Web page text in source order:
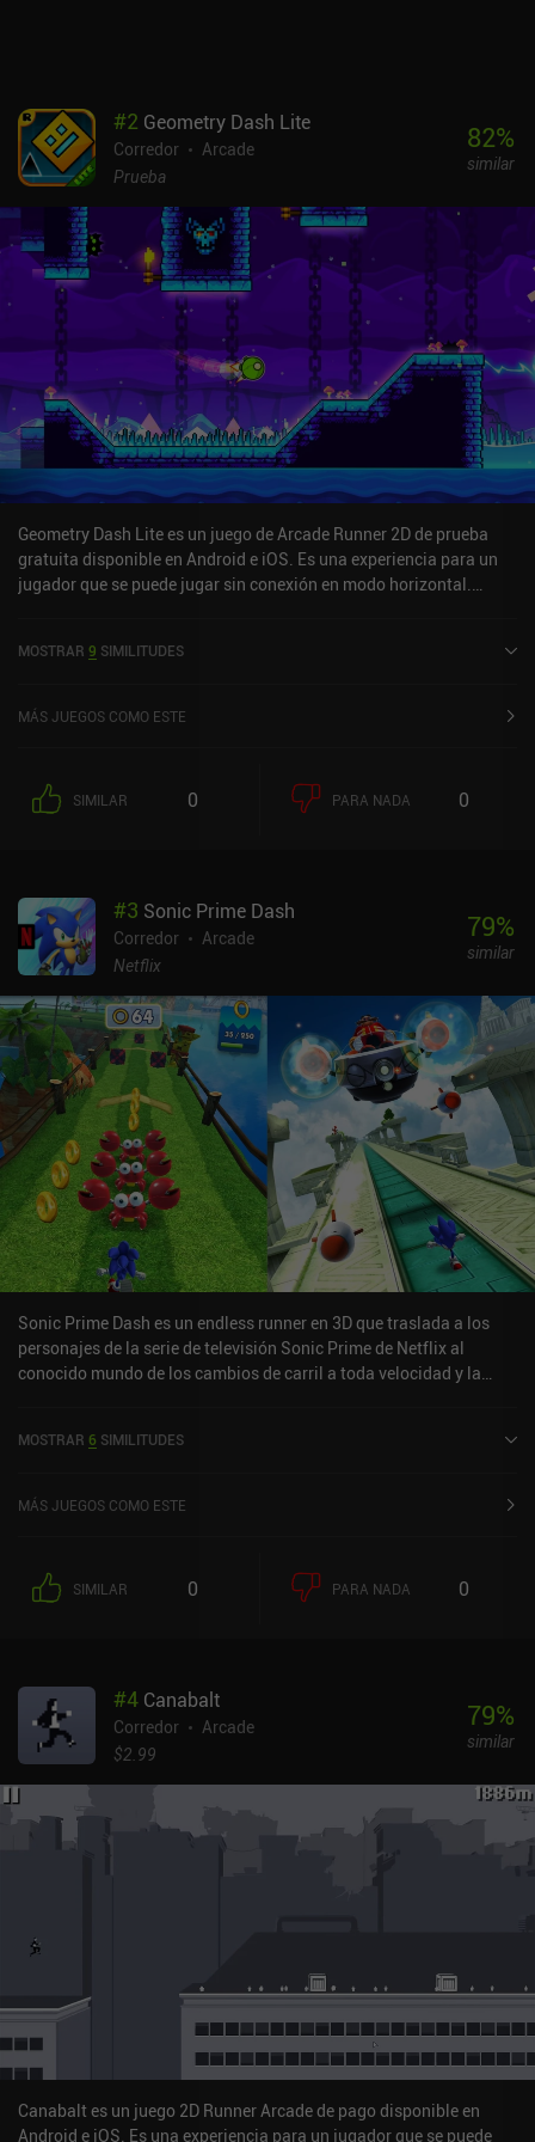
#2 Geometry Dash Lite
Corredor
Arcade
Prueba
82%
similar
Geometry Dash Lite es un juego de Arcade Runner 2D de prueba
gratuita disponible en Android e iOS. Es una experiencia para un
jugador que se puede jugar sin conexión en modo horizontal.
en la App Store de iOS.
MOSTRAR 9 SIMILITUDES
MÁS JUEGOS COMO ESTE
SIMILAR 0 PARA NADA 0
#3 Sonic Prime Dash
Corredor
Arcade
Netflix
79%
similar
Sonic Prime Dash es un endless runner en 3D que traslada a los
personajes de la serie de televisión Sonic Prime de Netflix al
conocido mundo de los cambios de carril a toda velocidad y la
que resultarán muy familiares a los fans de Sonic. Cambiando
New Yoke City, debemos saltar y correr para evitar obstáculos,
carrera contribuye a desbloquear o mejorar uno de los 17
personajes y ocho entornos. La estructura del juego conserva
para los animales rescatados en cada zona y numerosas mejoras
de estadísticas, como el escudo y el impulso de Dash, que comprar
para cada personaje. Sin embargo, al ser un juego de Netflix, todos
Esto crea un flujo constante de desbloqueables y una sensación
constante de progresión sin la necesidad de "saltarse la rutina" y
desembolsar unos cuantos dólares. Aunque los sistemas del juego
se diseñaron claramente en torno a la monetización, la
ningún aspecto, pero es un endless runner en 3D bien presentado.
Sonic Prime Dash es un juego premium que solo puede jugarse con
una suscripción a Netflix. Para los fans de los endless runners o de
la IP Sonic, esta es una recomendación fácil - simplemente no
esperes mucho nuevo en comparación con Sonic Dash. NOTA: Al
igual que el resto de juegos de MiniReview, la puntuación de
monetización de este juego se basa en el impacto de la
monetización en la experiencia de juego, no en si el precio "merece
MOSTRAR 6 SIMILITUDES
MÁS JUEGOS COMO ESTE
SIMILAR 0 PARA NADA 0
#4 Canabalt
Corredor
Arcade
$2.99
79%
similar
Canabalt es un juego 2D Runner Arcade de pago disponible en
Android e iOS. Es una experiencia para un jugador que se puede